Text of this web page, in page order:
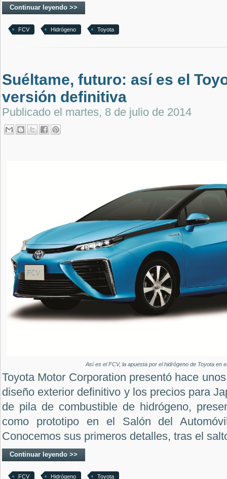
Continuar leyendo >>
FCV Hidrógeno Toyota
Suéltame, futuro: así es el
versión definitiva
Publicado el martes, 8 de julio de 2014
Así es el FCV, la apuesta por el hidrógeno de Toyota en
Toyota Motor Corporation presentó hace
diseño exterior definitivo y los precios para
de pila de combustible de hidrógeno,
como prototipo en el Salón del
Conocemos sus primeros detalles, tras el
Continuar leyendo >>
FCV Hidrógeno Toyota